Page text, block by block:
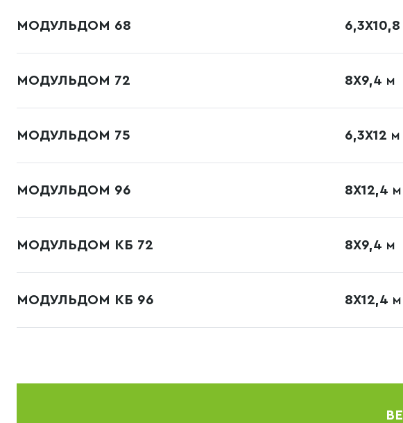
МОДУЛЬДОМ 68 6,3Х10,8
МОДУЛЬДОМ 72 8X9,4 М
МОДУЛЬДОМ 75 6,3X12 М
МОДУЛЬДОМ 96 8X12,4 М
МОДУЛЬДОМ КБ 72 8X9,4 М
МОДУЛЬДОМ КБ 96 8X12,4 М